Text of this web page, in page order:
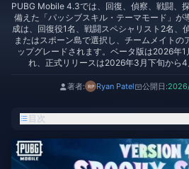
PUBG Mobile 4.3では、回復、偵察、戦闘、
備えた「パッシブスキル・テーマモード」が
成は、回復役1名、戦闘スペシャリスト2名、
またはスポーン島で選択し、チームメイトの
ップグレードされます。ベータ版は2026年
れ、正式リリースは2026年3月下旬から4
著者: Ryan Patel 公開日:
目次